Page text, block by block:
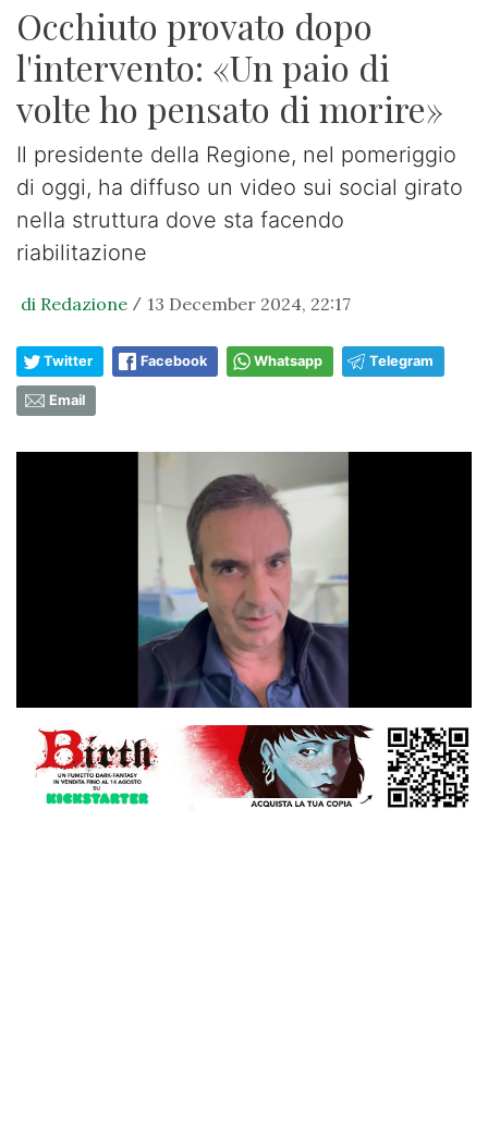
Occhiuto provato dopo
l'intervento: «Un paio di
volte ho pensato di morire»
Il presidente della Regione, nel pomeriggio
di oggi, ha diffuso un video sui social girato
nella struttura dove sta facendo
riabilitazione
di Redazione / 13 December 2024, 22:17
Twitter Facebook Whatsapp Telegram
Email